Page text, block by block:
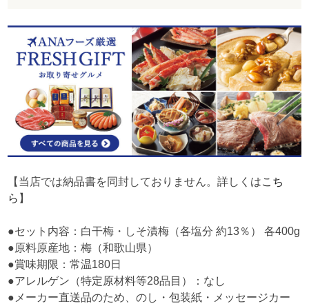
【当店では納品書を同封しておりません。詳しくはこち
ら 】
●セット内容：白干梅・しそ漬梅（各塩分 約13％） 各400g
●原料原産地：梅（和歌山県）
●賞味期限：常温180日
●アレルゲン（特定原材料等28品目）：なし
●メーカー直送品のため、のし・包装紙・メッセージカー